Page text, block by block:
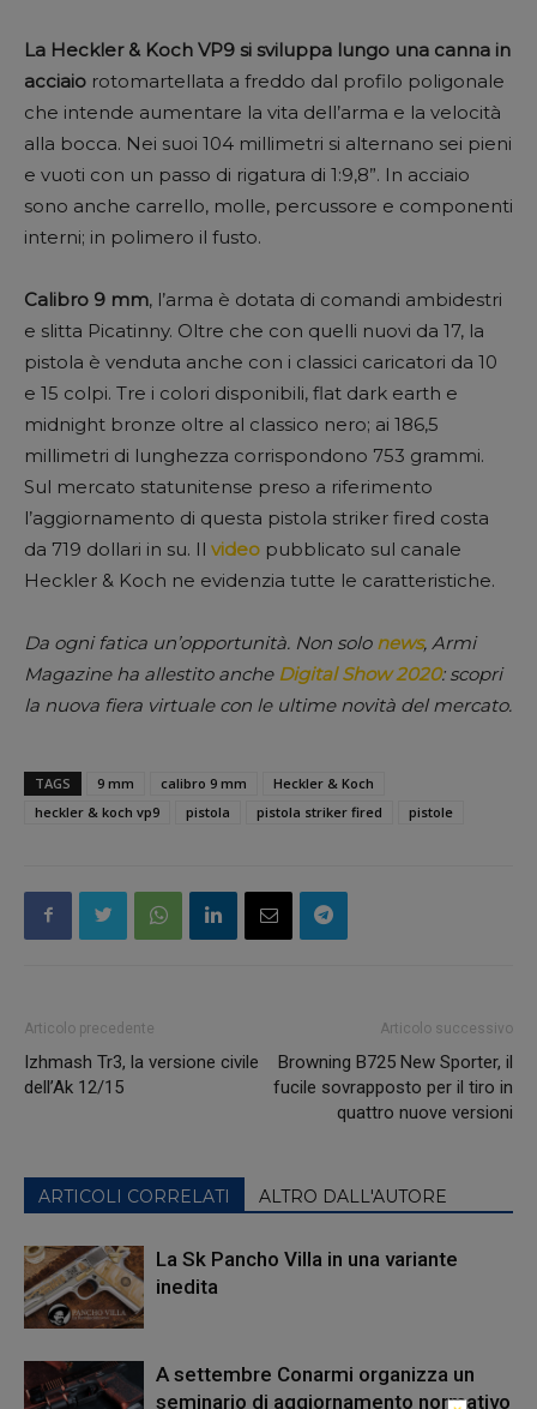
La Heckler & Koch VP9 si sviluppa lungo una canna in
acciaio rotomartellata a freddo dal profilo poligonale
che intende aumentare la vita dell’arma e la velocità
alla bocca. Nei suoi 104 millimetri si alternano sei pieni
e vuoti con un passo di rigatura di 1:9,8”. In acciaio
sono anche carrello, molle, percussore e componenti
interni; in polimero il fusto.
Calibro 9 mm, l’arma è dotata di comandi ambidestri
e slitta Picatinny. Oltre che con quelli nuovi da 17, la
pistola è venduta anche con i classici caricatori da 10
e 15 colpi. Tre i colori disponibili, flat dark earth e
midnight bronze oltre al classico nero; ai 186,5
millimetri di lunghezza corrispondono 753 grammi.
Sul mercato statunitense preso a riferimento
l’aggiornamento di questa pistola striker fired costa
da 719 dollari in su. Il video pubblicato sul canale
Heckler & Koch ne evidenzia tutte le caratteristiche.
Da ogni fatica un’opportunità. Non solo news, Armi
Magazine ha allestito anche Digital Show 2020: scopri
la nuova fiera virtuale con le ultime novità del mercato.
TAGS 9 mm calibro 9 mm
Heckler & Koch
heckler & koch vp9
pistola pistola striker fired pistole
Articolo precedente
Izhmash Tr3, la versione civile
dell’Ak 12/15
Articolo successivo
Browning B725 New Sporter, il
fucile sovrapposto per il tiro in
quattro nuove versioni
ARTICOLI CORRELATI ALTRO DALL'AUTORE
La Sk Pancho Villa in una variante
inedita
A settembre Conarmi organizza un
seminario di aggiornamento normativo